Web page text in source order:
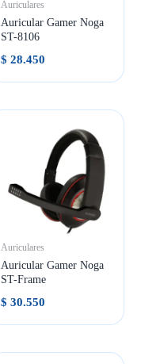
Auriculares
Auricular Gamer Noga
ST-8106
$ 28.450
Auriculares
Auricular Gamer Noga
ST-Frame
$ 30.550